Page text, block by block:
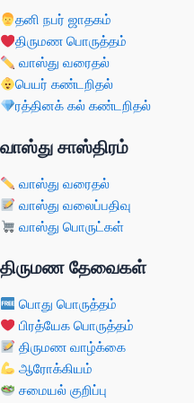
தனி நபர் ஜாதகம்
திருமண பொருத்தம்
வாஸ்து வரைதல்
பெயர் கண்டறிதல்
ரத்தினக் கல் கண்டறிதல்
வாஸ்து சாஸ்திரம்
வாஸ்து வரைதல்
வாஸ்து வலைப்பதிவு
வாஸ்து பொருட்கள்
திருமண தேவைகள்
பொது பொருத்தம்
பிரத்யேக பொருத்தம்
திருமண வாழ்க்கை
ஆரோக்கியம்
சமையல் குறிப்பு